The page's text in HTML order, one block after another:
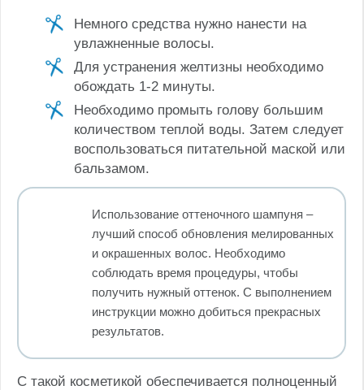
Немного средства нужно нанести на
увлажненные волосы.
Для устранения желтизны необходимо
обождать 1-2 минуты.
Необходимо промыть голову большим
количеством теплой воды. Затем следует
воспользоваться питательной маской или
бальзамом.
Использование оттеночного шампуня –
лучший способ обновления мелированных
и окрашенных волос. Необходимо
соблюдать время процедуры, чтобы
получить нужный оттенок. С выполнением
инструкции можно добиться прекрасных
результатов.
С такой косметикой обеспечивается полноценный